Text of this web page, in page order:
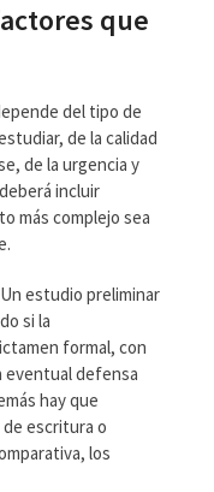
que
del tipo de
de la calidad
de la urgencia y
incluir
más complejo sea
estudio preliminar
si la
formal, con
eventual defensa
hay que
escritura o
los